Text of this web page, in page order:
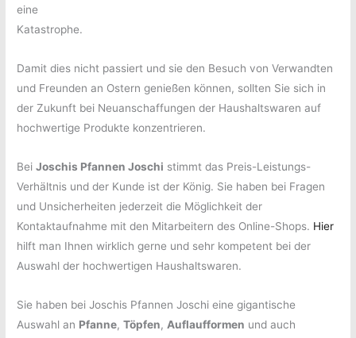
eine
Katastrophe.
Damit dies nicht passiert und sie den Besuch von Verwandten
und Freunden an Ostern genießen können, sollten Sie sich in
der Zukunft bei Neuanschaffungen der Haushaltswaren auf
hochwertige Produkte konzentrieren.
BeiJoschis Pfannen Joschi stimmt das Preis-Leistungs-
Verhältnis und der Kunde ist der König. Sie haben bei Fragen
und Unsicherheiten jederzeit die Möglichkeit der
Kontaktaufnahme mit den Mitarbeitern des Online-Shops. Hier
hilft man Ihnen wirklich gerne und sehr kompetent bei der
Auswahl der hochwertigen Haushaltswaren.
Sie haben bei Joschis Pfannen Joschi eine gigantische
Auswahl an Pfanne,Töpfen, Auflaufformen und auch